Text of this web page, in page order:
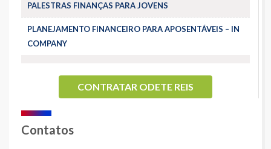
PALESTRAS FINANÇAS PARA JOVENS
PLANEJAMENTO FINANCEIRO PARA APOSENTÁVEIS – IN
COMPANY
CONTRATAR ODETE REIS
Contatos